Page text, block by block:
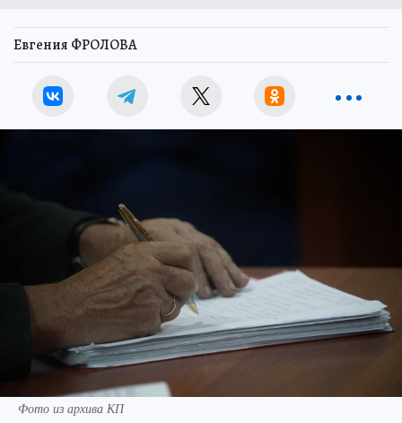
Евгения ФРОЛОВА
Фото из архива КП